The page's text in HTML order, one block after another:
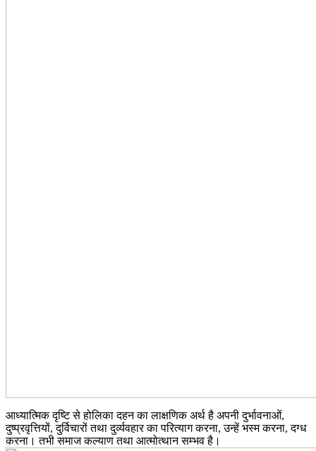
आध्यात्मिक दृष्टि से होलिका दहन का लाक्षणिक अर्थ है अपनी दुर्भावनाओं,
दुष्प्रवृत्तियों, दुर्विचारों तथा दुर्व्यवहार का परित्याग करना, उन्हें भस्म करना, दग्ध
करना। तभी समाज कल्याण तथा आत्मोत्थान सम्भव है।